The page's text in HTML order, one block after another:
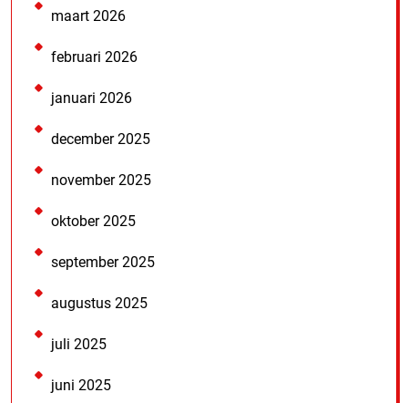
maart 2026
februari 2026
januari 2026
december 2025
november 2025
oktober 2025
september 2025
augustus 2025
juli 2025
juni 2025